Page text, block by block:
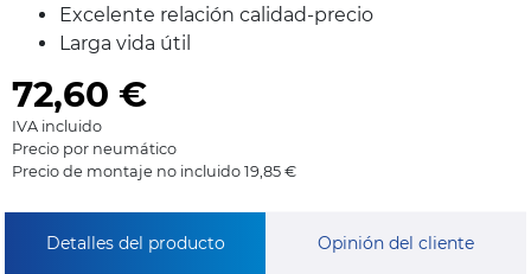
Excelente relación calidad-precio
Larga vida útil
72,60 €
IVA incluido
Precio por neumático
Precio de montaje no incluido 19,85 €
Detalles del producto Opinión del cliente